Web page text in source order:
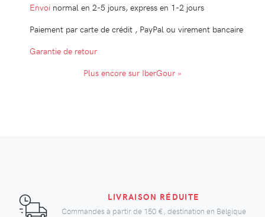
Envoinormal en 2-5 jours, express en 1-2 jours
Paiement par carte de crédit , PayPal ou virement bancaire
Garantie de retour
Plus encore sur IberGour »
LIVRAISON RÉDUITE
Commandes à partir de 150 €, destination en Belgique